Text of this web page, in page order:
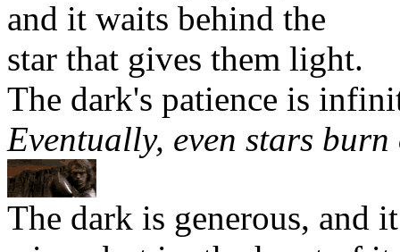
and it waits behind the
star that gives them light.
The dark's patience is
Eventually, even stars burn
The dark is generous, and